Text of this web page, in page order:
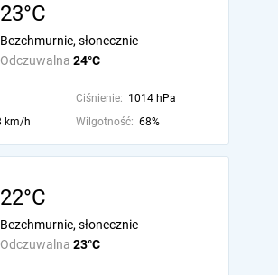
23°C
Odczuwalna 24°C
Bezchmurnie, słonecznie
Ciśnienie: 1014 hPa
km/h Wilgotność: 68%
22°C
Odczuwalna 23°C
Bezchmurnie, słonecznie